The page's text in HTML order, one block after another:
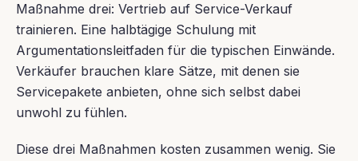
Maßnahme drei: Vertrieb auf Service-Verkauf
trainieren. Eine halbtägige Schulung mit
Argumentationsleitfaden für die typischen Einwände.
Verkäufer brauchen klare Sätze, mit denen sie
Servicepakete anbieten, ohne sich selbst dabei
unwohl zu fühlen.
Diese drei Maßnahmen kosten zusammen wenig. Sie